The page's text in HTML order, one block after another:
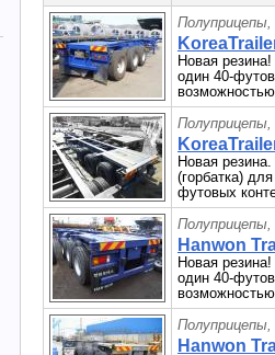
Новая
один 40-
Новая
(горбатка)
футовых
Hanwon
Новая
один 40-
Hanwon